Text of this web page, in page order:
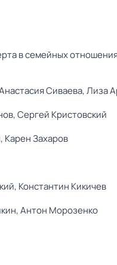
в семейных
Сиваева,Лиза
Сергей Кристовский
Карен Захаров
Константин Кикичев
Антон Морозенко